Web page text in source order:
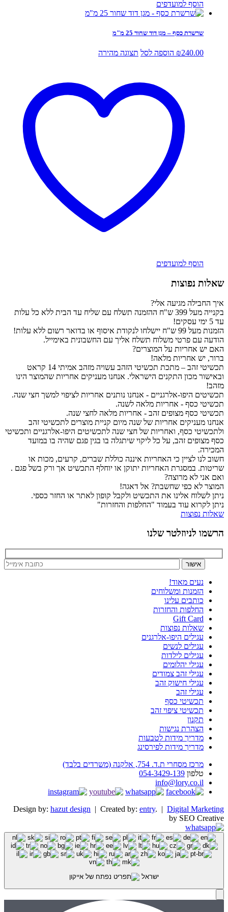
הוסף למועדפים
שרשרת כסף – מגן דוד שחור 25 מ"מ
₪240.00 הוספה לסל תצוגה מהירה
הוסף למועדפים
שאלות נפוצות
איך החבילה מגיעה אלי?
בקנייה מעל 399 ש"ח ההזמנה תשלח עם שליח עד הבית ללא כל עלות
עד 5 ימי עסקים!
הזמנות מעל 99 ש"ח יישלחו לנקודת איסוף או בדואר רשום ללא עלות!
הודעה עם פרטי משלוח תשלח אליך עם החשבונית באימייל.
האם יש אחריות על המוצרים?
ברור, יש אחריות מלאה!
תכשיטי זהב – מתכת תכשיטי הזהב עשויה מזהב אמיתי 14 קראט
ובאישור מכון התקנים הישראלי. אנחנו מעניקים אחריות שהמוצר הינו
מזהב!
תכשיטים היפו-אלרגניים - אנחנו נותנים אחריות לציפוי למשך חצי שנה.
תכשיטי כסף - אחריות מלאה לשנה.
תכשיטי כסף מצופים זהב - אחריות מלאה לחצי שנה.
אנחנו מעניקים אחריות של שנה מיום קניית מוצרים לתכשיטי זהב
ולתכשיטי כסף, ואחריות של חצי שנה לתכשיטים היפו-אלרגניים ותכשיטי
כסף מצופים זהב, על כל ליקוי שיתגלה בו בגין פגם שהיה בו במועד
המכירה.
חשוב לנו לציין כי האחריות איננה כוללת שברים, קרעים, מכות או
שריטות. במסגרת האחריות יתוקן או יוחלף התכשיט אך ורק בשל פגם .
ואם אני לא מרוצה?
המוצר לא כפי שחשבת? אל דאגה!
ניתן לשלוח אלינו את התכשיט ולקבל קופון לאתר או החזר כספי.
ניתן לקרוא עוד בעמוד "החלפות והחזרות"
שאלות נפוצות
הרשמו לניוזלטר שלנו
נעים מאוד!
הזמנות ומשלוחים
כותבים עלינו
החלפות והחזרות
Gift Card
שאלות נפוצות
עגילים היפו-אלרגנים
עגילים לנשים
עגילים לילדות
עגילי יהלומים
עגילי זהב צמודים
עגילי חישוק זהב
עגילי זהב
תכשיטי כסף
תכשיטי ציפוי זהב
תקנון
הצהרת נגישות
מדריך מידות לטבעות
מדריך מידות לפירסינג
מרכז מסחרי ת.ד. 754, אלקנה (משרדים בלבד)
טלפון 054-3429-139
info@lory.co.il
Design by: hazut design | Created by: entry. | Digital Marketing
by SEO Creative
ישראל